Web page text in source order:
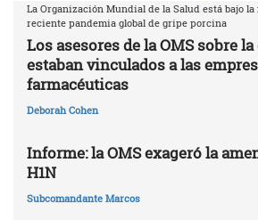
La Organización Mundial de la Salud está bajo
reciente pandemia global de gripe porcina
Los asesores de la OMS sobre
estaban vinculados a las
farmacéuticas
Deborah Cohen
Informe: la OMS exageró la
H1N
Subcomandante Marcos